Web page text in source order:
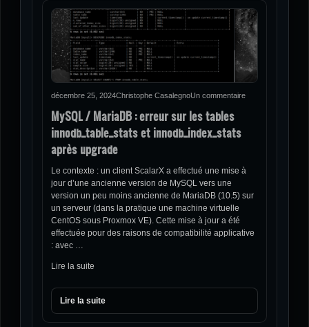
décembre 25, 2024Christophe CasalegnoUn commentaire
MySQL / MariaDB : erreur sur les tables
innodb_table_stats et innodb_index_stats
après upgrade
Le contexte : un client ScalarX a effectué une mise à
jour d’une ancienne version de MySQL vers une
version un peu moins ancienne de MariaDB (10.5) sur
un serveur (dans la pratique une machine virtuelle
CentOS sous Proxmox VE). Cette mise à jour a été
effectuée pour des raisons de compatibilité applicative
: avec …
Lire la suite
Lire la suite